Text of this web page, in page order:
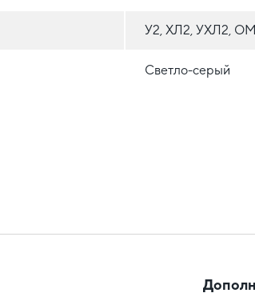
У2, ХЛ2, УХЛ2,
Светло-серый